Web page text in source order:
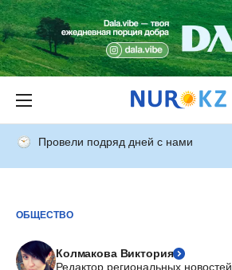
Провели подряд дней с нами
ОБЩЕСТВО
Колмакова Виктория
Редактор региональных новостей